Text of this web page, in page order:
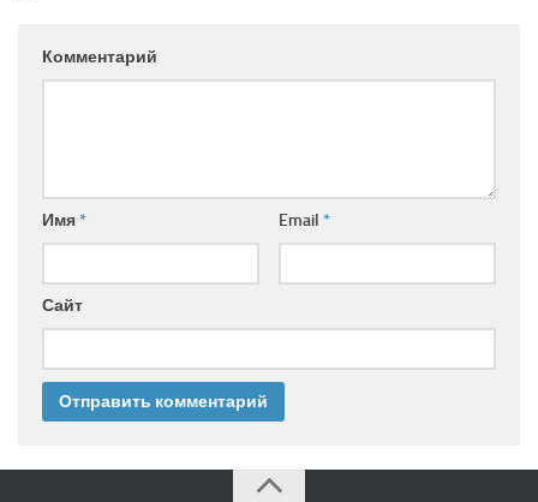
Комментарий
Имя* Email *
Сайт